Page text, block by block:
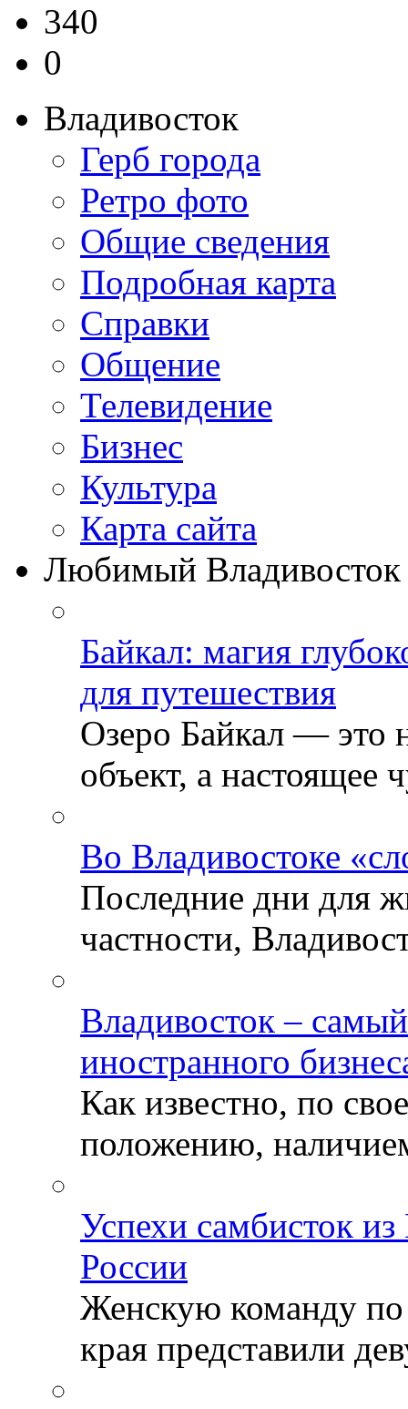
340
0
Владивосток
Герб города
Ретро фото
Общие сведения
Подробная карта
Справки
Общение
Телевидение
Бизнеc
Культура
Карта сайта
Любимый Владивосток
Байкал: магия
для путешествия
Озеро Байкал — это
объект, а настоящее
Во Владивостоке
Последние дни для
частности,
Владивосток –
иностранного
Как известно, по
положению,
Успехи самбисток
России
Женскую команду
края представили